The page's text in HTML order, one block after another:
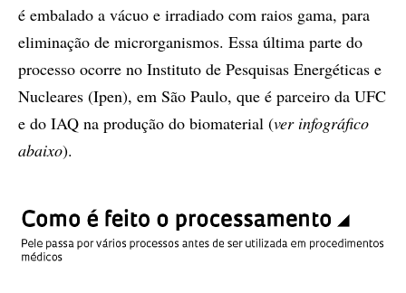
é embalado a vácuo e irradiado com raios gama, para
eliminação de microrganismos. Essa última parte do
processo ocorre no ​​Instituto de Pesquisas Energéticas e
Nucleares (Ipen), em São Paulo, que é parceiro da UFC
e do IAQ na produção do biomaterial (ver infográfico
abaixo).